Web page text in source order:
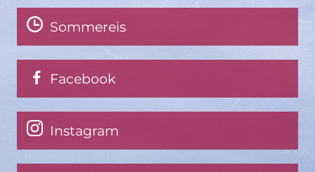
Sommereis
Facebook
Instagram